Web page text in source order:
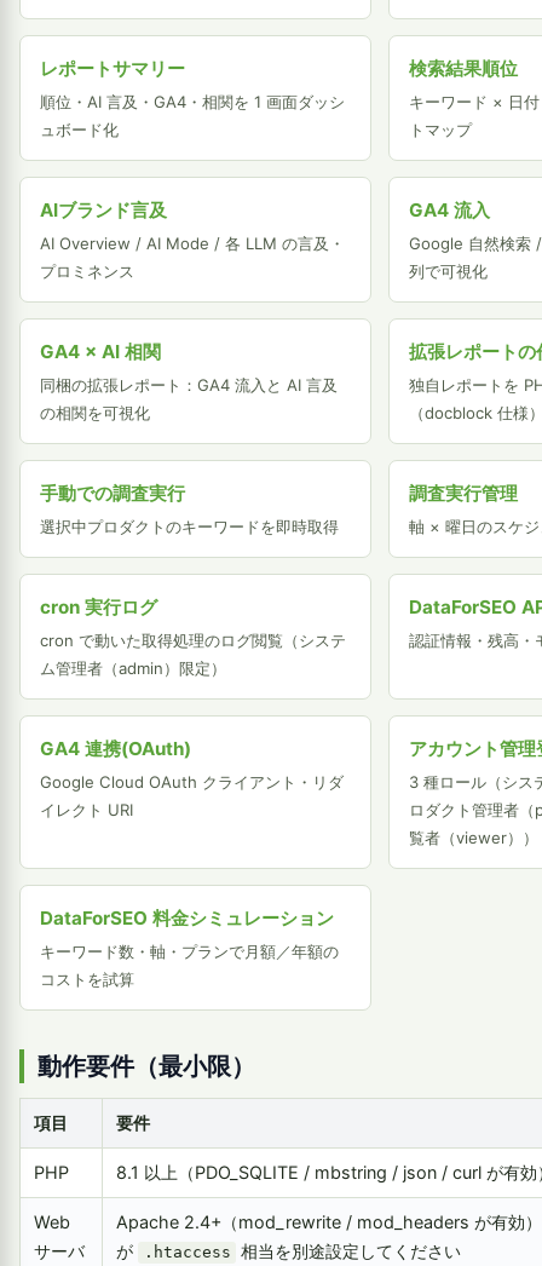
レポートサマリー
順位・AI 言及・GA4・相関を 1 画面ダッシ
ュボード化
検索結果順位
キーワード × 日
トマップ
AIブランド言及
AI Overview / AI Mode / 各 LLM の言及・
プロミネンス
GA4 流入
Google 自然検索
列で可視化
GA4 × AI 相関
同梱の拡張レポート：GA4 流入と AI 言及
の相関を可視化
拡張レポートの
独自レポートを
（docblock 仕様
手動での調査実行
選択中プロダクトのキーワードを即時取得
調査実行管理
軸 × 曜日のスケ
cron 実行ログ
cron で動いた取得処理のログ閲覧（システ
ム管理者（admin）限定）
DataForSEO
認証情報・残高・
GA4 連携(OAuth)
Google Cloud OAuth クライアント・リダ
イレクト URI
アカウント管理
3 種ロール（シス
ロダクト管理者
覧者（viewer））
DataForSEO 料金シミュレーション
キーワード数・軸・プランで月額／年額の
コストを試算
動作要件（最小限）
項目 要件
PHP 8.1 以上（PDO_SQLITE / mbstring / json / curl が有効
Web
サーバ
Apache 2.4+（mod_rewrite / mod_headers が有効
が
.htaccess 相当を別途設定してください